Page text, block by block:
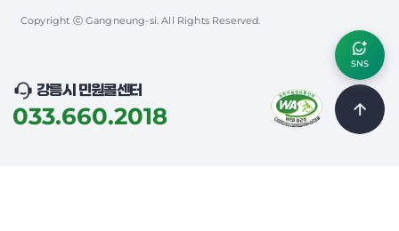
Copyright ⓒ Gangneung-si. All Rights Reserved.
강릉시 민원콜센터
033.660.2018
SNS